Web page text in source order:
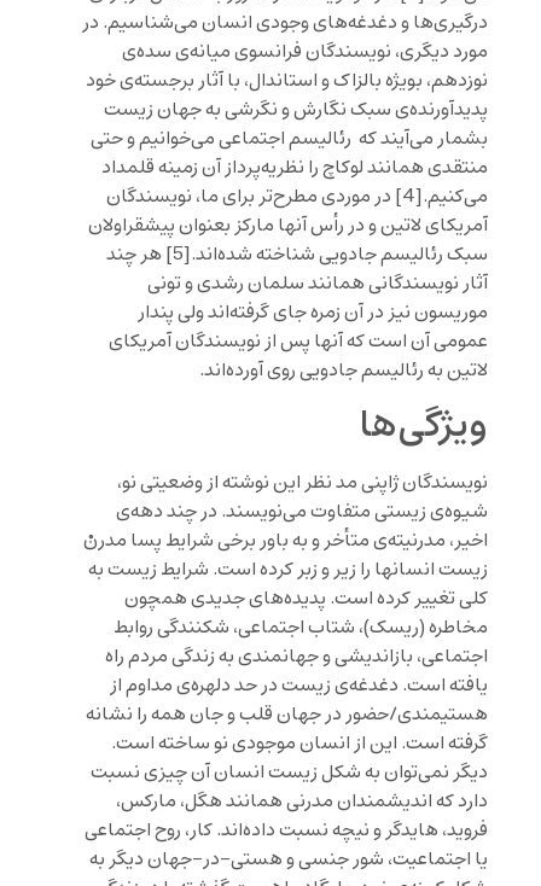
درگیری‌ها و دغدغه‌های وجودی انسان می‌شناسیم. در
مورد دیگری، نویسندگان فرانسوی میانه‌ی سده‌ی
نوزدهم، بویژه بالزاک و استاندال، با آثار برجسته‌ی خود
پدید‌آورنده‌ی سبک نگارش و نگرشی به جهان زیست
بشمار می‌آیند که رئالیسم اجتماعی می‌خوانیم و حتی
منتقدی همانند لوکاچ را ‌نظریه‌پرداز آن زمینه قلمداد
می‌کنیم.[4]
در موردی مطرح‌تر برای ما، نویسندگان
آمریکای لاتین و در رأس آنها مارکز بعنوان پیشقراولان
سبک رئالیسم جادویی شناخته شده‌اند.[5]
هر چند
آثار نویسندگانی همانند سلمان رشدی و تونی
موریسون نیز در آن زمره جای گرفته‌اند ولی پندار
عمومی آن است که آنها پس از نویسندگان آمریکای
لاتین به رئالیسم جادویی روی آورده‌اند.
ویژگی‌ها
نویسندگان ژاپنی مد نظر این نوشته از وضعیتی نو،
شیوه‌ی زیستی متفاوت می‌نویسند. در چند دهه‌ی
اخیر، مدرنیته‌ی متأخر و به باور برخی شرایط پسا مدرنْ
زیست انسانها را زیر و زبر کرده است. شرایط زیست به
کلی تغییر کرده است. پدیده‌های جدیدی همچون
مخاطره (ریسک)، شتاب اجتماعی، شکنندگی روابط
اجتماعی، بازاندیشی و جهانمندی به زندگی مردم راه
یافته است. دغدغه‌ی زیست در حد دلهره‌ی مداوم از
هستیمندی/حضور در جهان قلب و جان همه را نشانه
گرفته است. این از انسان موجودی نو ساخته است.
دیگر نمی‌توان به شکل زیست انسان آن چیزی نسبت
دارد که اندیشمندان مدرنی همانند هگل، مارکس،
فروید، هایدگر و نیچه نسبت داده‌اند. کار، روح اجتماعی
یا اجتماعیت، شور جنسی و هستی-در-جهان دیگر به